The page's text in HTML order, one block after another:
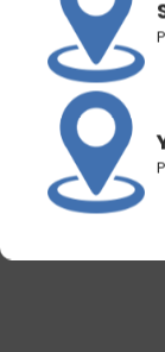
Hair Energy
Hair
Edition
34.650